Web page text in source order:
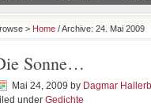
> Home / Archive: 24. Mai 2009
Sonne…
Mai 24, 2009 by Dagmar
under Gedichte